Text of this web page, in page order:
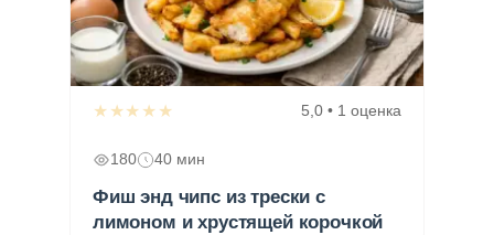
★★★★★ 5,0 • 1 оценка
180 40 мин
Фиш энд чипс из трески с
лимоном и хрустящей корочкой